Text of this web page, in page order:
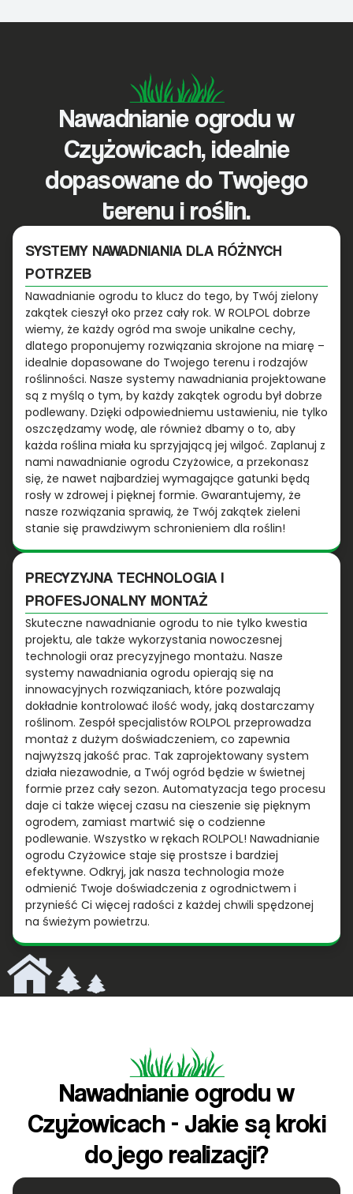
Nawadnianie ogrodu w
Czyżowicach, idealnie
dopasowane do Twojego
terenu i roślin.
SYSTEMY NAWADNIANIA DLA RÓŻNYCH
POTRZEB
Nawadnianie ogrodu to klucz do tego, by Twój zielony
zakątek cieszył oko przez cały rok. W ROLPOL dobrze
wiemy, że każdy ogród ma swoje unikalne cechy,
dlatego proponujemy rozwiązania skrojone na miarę –
idealnie dopasowane do Twojego terenu i rodzajów
roślinności. Nasze systemy nawadniania projektowane
są z myślą o tym, by każdy zakątek ogrodu był dobrze
podlewany. Dzięki odpowiedniemu ustawieniu, nie tylko
oszczędzamy wodę, ale również dbamy o to, aby
każda roślina miała ku sprzyjającą jej wilgoć. Zaplanuj z
nami nawadnianie ogrodu Czyżowice, a przekonasz
się, że nawet najbardziej wymagające gatunki będą
rosły w zdrowej i pięknej formie. Gwarantujemy, że
nasze rozwiązania sprawią, że Twój zakątek zieleni
stanie się prawdziwym schronieniem dla roślin!
PRECYZYJNA TECHNOLOGIA I
PROFESJONALNY MONTAŻ
Skuteczne nawadnianie ogrodu to nie tylko kwestia
projektu, ale także wykorzystania nowoczesnej
technologii oraz precyzyjnego montażu. Nasze
systemy nawadniania ogrodu opierają się na
innowacyjnych rozwiązaniach, które pozwalają
dokładnie kontrolować ilość wody, jaką dostarczamy
roślinom. Zespół specjalistów ROLPOL przeprowadza
montaż z dużym doświadczeniem, co zapewnia
najwyższą jakość prac. Tak zaprojektowany system
działa niezawodnie, a Twój ogród będzie w świetnej
formie przez cały sezon. Automatyzacja tego procesu
daje ci także więcej czasu na cieszenie się pięknym
ogrodem, zamiast martwić się o codzienne
podlewanie. Wszystko w rękach ROLPOL! Nawadnianie
ogrodu Czyżowice staje się prostsze i bardziej
efektywne. Odkryj, jak nasza technologia może
odmienić Twoje doświadczenia z ogrodnictwem i
przynieść Ci więcej radości z każdej chwili spędzonej
na świeżym powietrzu.
Nawadnianie ogrodu w
Czyżowicach - Jakie są kroki
do jego realizacji?